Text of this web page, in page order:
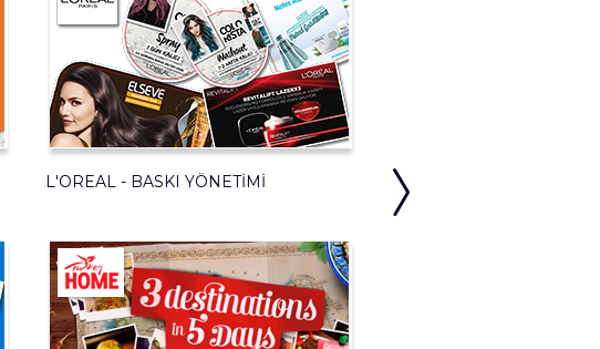
L'OREAL - BASKI YÖNETIMI